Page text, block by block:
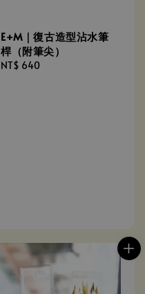
E+M｜復古造型沾水筆
桿（附筆尖）
Regular
NT$ 640